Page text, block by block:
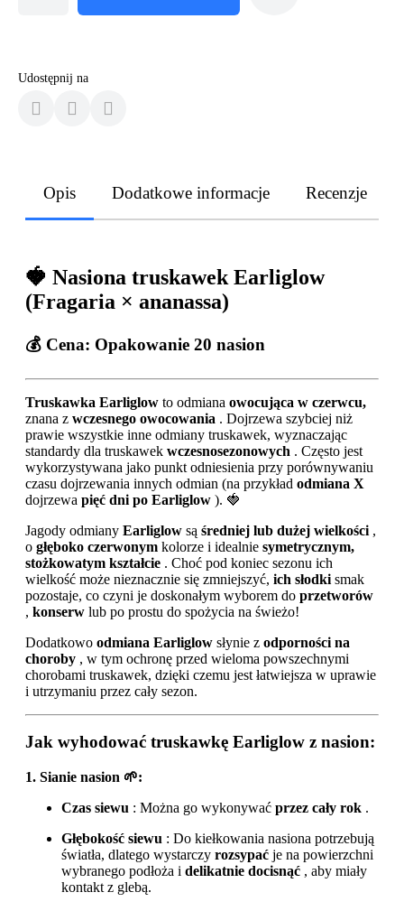
Udostępnij na
Opis Dodatkowe informacje Recenzje
🍓 Nasiona truskawek Earliglow
(Fragaria × ananassa)
💰 Cena: Opakowanie 20 nasion
Truskawka Earliglow to odmiana owocująca w czerwcu,
znana z wczesnego owocowania . Dojrzewa szybciej niż
prawie wszystkie inne odmiany truskawek, wyznaczając
standardy dla truskawek wczesnosezonowych . Często jest
wykorzystywana jako punkt odniesienia przy porównywaniu
czasu dojrzewania innych odmian (na przykład odmiana X
dojrzewa pięć dni po Earliglow ). 🍓
Jagody odmiany Earliglow są średniej lub dużej wielkości ,
o głęboko czerwonym kolorze i idealnie symetrycznym,
stożkowatym kształcie . Choć pod koniec sezonu ich
wielkość może nieznacznie się zmniejszyć, ich słodki smak
pozostaje, co czyni je doskonałym wyborem do przetworów
, konserw lub po prostu do spożycia na świeżo!
Dodatkowo odmiana Earliglow słynie z odporności na
choroby , w tym ochronę przed wieloma powszechnymi
chorobami truskawek, dzięki czemu jest łatwiejsza w uprawie
i utrzymaniu przez cały sezon.
Jak wyhodować truskawkę Earliglow z nasion:
1. Sianie nasion 🌱:
Czas siewu : Można go wykonywać przez cały rok .
Głębokość siewu : Do kiełkowania nasiona potrzebują
światła, dlatego wystarczy rozsypać je na powierzchni
wybranego podłoża i delikatnie docisnąć , aby miały
kontakt z glebą.